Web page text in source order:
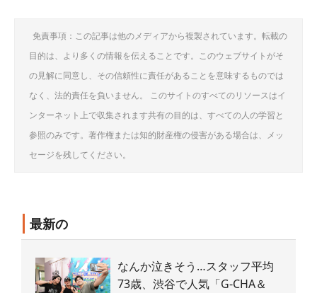
免責事項：この記事は他のメディアから複製されています。転載の
目的は、より多くの情報を伝えることです。このウェブサイトがそ
の見解に同意し、その信頼性に責任があることを意味するものでは
なく、法的責任を負いません。 このサイトのすべてのリソースはイ
ンターネット上で収集されます共有の目的は、すべての人の学習と
参照のみです。著作権または知的財産権の侵害がある場合は、メッ
セージを残してください。
最新の
なんか泣きそう…スタッフ平均
73歳、渋谷で人気「G-CHA＆